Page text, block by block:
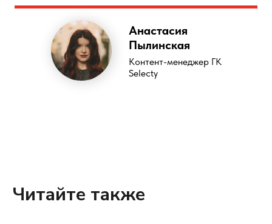
Анастасия
Пылинская
Контент-менеджер ГК
Selecty
Читайте также